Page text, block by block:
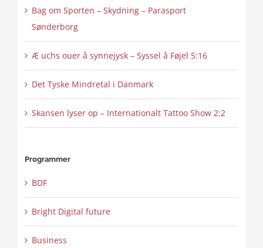
Bag om Sporten – Skydning – Parasport
Sønderborg
Æ uchs ouer å synnejysk – Syssel å Føjel 5:16
Det Tyske Mindretal i Danmark
Skansen lyser op – Internationalt Tattoo Show 2:2
Programmer
BDF
Bright Digital future
Business